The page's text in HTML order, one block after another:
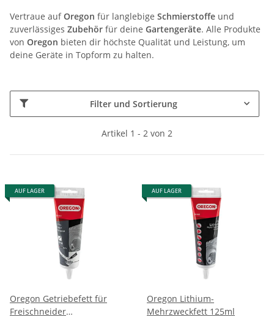
Vertraue aufOregon für langlebige Schmierstoffe und
zuverlässiges Zubehör für deine Gartengeräte. Alle Produkte
von Oregon bieten dir höchste Qualität und Leistung, um
deine Geräte in Topform zu halten.
Filter und Sortierung
Artikel 1 - 2 von 2
AUF LAGER
Oregon Getriebefett für
Freischneider
AUF LAGER
Oregon Lithium-
Mehrzweckfett 125ml